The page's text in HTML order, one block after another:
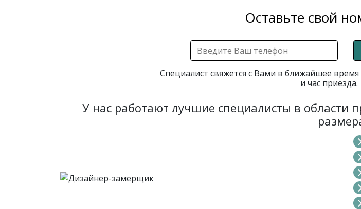
Оставьте свой
Специалист свяжется с Вами в ближайшее время
и час приезда.
У нас работают лучшие специалисты в области